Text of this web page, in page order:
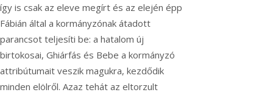
így is csak az eleve megírt és az elején épp
Fábián által a kormányzónak átadott
parancsot teljesíti be: a hatalom új
birtokosai, Ghiárfás és Bebe a kormányzó
attribútumait veszik magukra, kezdődik
minden elölről. Azaz tehát az eltorzult